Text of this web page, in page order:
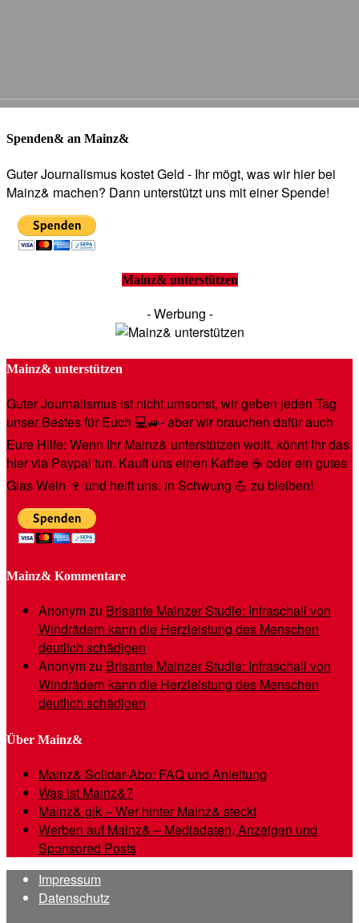
Spenden& an Mainz&
Guter Journalismus kostet Geld - Ihr mögt, was wir hier bei
Mainz& machen? Dann unterstützt uns mit einer Spende!
Mainz& unterstützen
- Werbung -
Mainz& unterstützen
Guter Journalismus ist nicht umsonst, wir geben jeden Tag
unser Bestes für Euch 💻🚙- aber wir brauchen dafür auch
Eure Hilfe: Wenn Ihr Mainz& unterstützen wollt, könnt Ihr das
hier via Paypal tun. Kauft uns einen Kaffee ☕️ oder ein gutes
Glas Wein 🍷 und helft uns, in Schwung 💪 zu bleiben!
Mainz& Kommentare
Anonymzu Brisante Mainzer Studie: Infraschall von
Windrädern kann die Herzleistung des Menschen
deutlich schädigen
Anonymzu Brisante Mainzer Studie: Infraschall von
Windrädern kann die Herzleistung des Menschen
deutlich schädigen
Über Mainz&
Mainz& Solidar-Abo: FAQ und Anleitung
Was ist Mainz&?
Mainz& gik – Wer hinter Mainz& steckt
Werben auf Mainz& – Mediadaten, Anzeigen und
Sponsored Posts
Impressum
Datenschutz